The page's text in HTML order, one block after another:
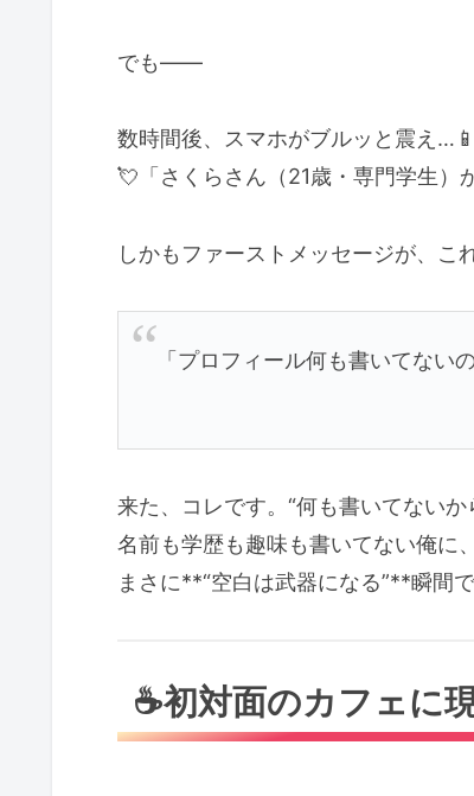
でも――
数時間後、スマホがブルッと震え…📱
💘「さくらさん（21歳・専門学生）
しかもファーストメッセージが、こ
「プロフィール何も書いてない
来た、コレです。“何も書いてないか
名前も学歴も趣味も書いてない俺に
まさに**“空白は武器になる”**瞬間
☕初対面のカフェに